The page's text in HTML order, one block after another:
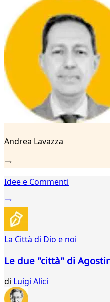
Andrea Lavazza
Idee e Commenti
La Città di Dio e noi
Le due "città" di
di Luigi Alici